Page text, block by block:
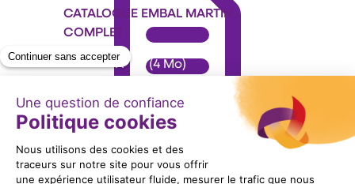
CATALOGUE EMBAL MARTIN
COMPLET
Format : PDF (4 Mo)
Télécharger